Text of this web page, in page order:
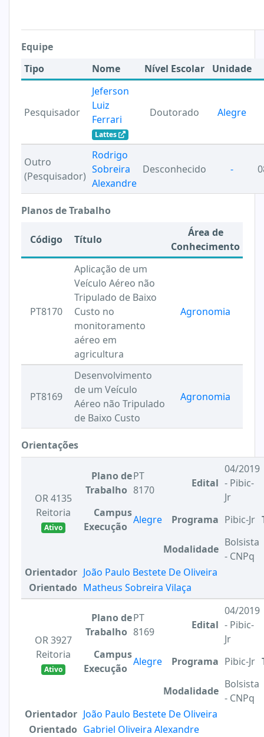
Equipe
Tipo
Nome Nível Escolar Unidade
Pesquisador
Jeferson
Luiz
Ferrari
Lattes
Doutorado Alegre
Outro
(Pesquisador)
Rodrigo
Sobreira
Alexandre
Desconhecido -
Planos de Trabalho
Código Título
Área de
Conhecimento
PT8170
Aplicação de um
Veículo Aéreo não
Tripulado de Baixo
Custo no
monitoramento
aéreo em
agricultura
Agronomia
PT8169
Desenvolvimento
de um Veículo
Aéreo não Tripulado
de Baixo Custo
Agronomia
Orientações
OR 4135
Reitoria
Ativo
Plano de
Trabalho
PT
8170
Edital
04/2019
- Pibic-
Jr
Campus
Execução
Alegre Programa Pibic-Jr
Modalidade
Bolsista
- CNPq
Orientador João Paulo Bestete De Oliveira
Orientado Matheus Sobreira Vilaça
OR 3927
Reitoria
Ativo
Plano de
Trabalho
PT
8169
Edital
04/2019
- Pibic-
Jr
Campus
Execução
Alegre Programa Pibic-Jr
Modalidade
Bolsista
- CNPq
Orientador João Paulo Bestete De Oliveira
Orientado Gabriel Oliveira Alexandre